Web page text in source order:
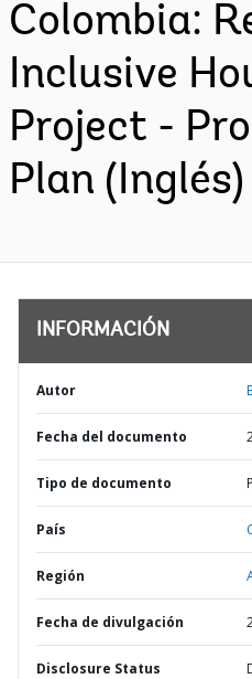
Colombia:
Inclusive
Project -
Plan (Inglés)
INFORMACIÓN
Autor
Fecha del documento
Tipo de documento
País
Región
Fecha de divulgación
Disclosure Status